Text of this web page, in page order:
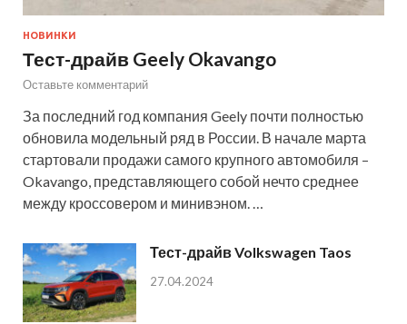
НОВИНКИ
Тест-драйв Geely Okavango
Оставьте комментарий
За последний год компания Geely почти полностью
обновила модельный ряд в России. В начале марта
стартовали продажи самого крупного автомобиля –
Okavango, представляющего собой нечто среднее
между кроссовером и минивэном. …
Тест-драйв Volkswagen Taos
27.04.2024